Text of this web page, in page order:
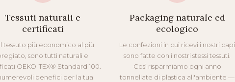
Tessuti naturali e
certificati
tessuto più economico al più
sono tutti naturali e
OEKO-TEX® Standard 100.
benefici per la tua
Packaging naturale ed
ecologico
Le confezioni in cui ricevi i nostri capi
sono fatte con i nostri stessi tessuti.
Così risparmiamo ogni anno
tonnellate di plastica all'ambiente —